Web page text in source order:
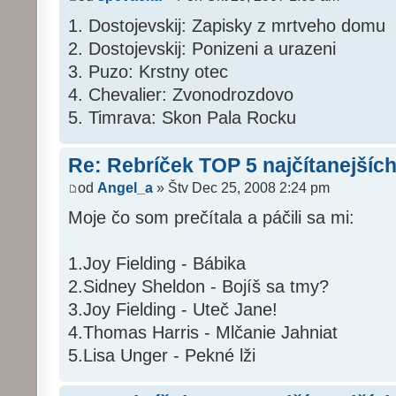
1. Dostojevskij: Zapisky z mrtveho domu
2. Dostojevskij: Ponizeni a urazeni
3. Puzo: Krstny otec
4. Chevalier: Zvonodrozdovo
5. Timrava: Skon Pala Rocku
Re: Rebríček TOP 5
od Angel_a » Štv Dec 25, 2008 2:24 pm
Moje čo som prečítala a páčili sa mi:
1.Joy Fielding - Bábika
2.Sidney Sheldon - Bojíš sa tmy?
3.Joy Fielding - Uteč Jane!
4.Thomas Harris - Mlčanie Jahniat
5.Lisa Unger - Pekné lži